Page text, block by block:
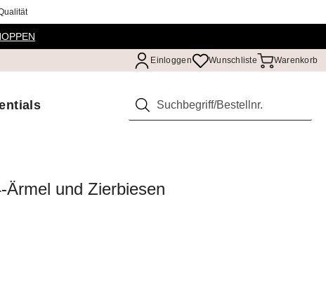
Einloggen Wunschliste Warenkorb
Suchen
und Zierbiesen